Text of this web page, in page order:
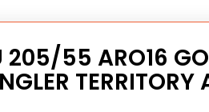
205/55 ARO16
TERRITORY